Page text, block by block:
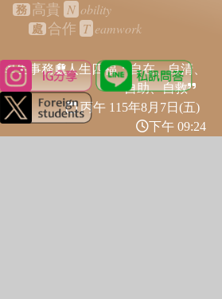
務 高貴 N obility
處 合作 T eamwork
學生事務處人生四福：自在、自清、
自助、自救
丙午 115年8月7日(五)
下午 09:24